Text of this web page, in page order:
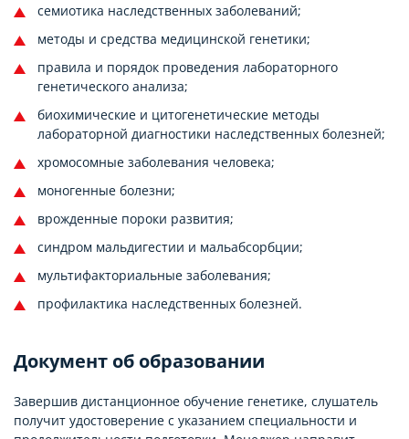
семиотика наследственных заболеваний;
методы и средства медицинской генетики;
правила и порядок проведения лабораторного
генетического анализа;
биохимические и цитогенетические методы
лабораторной диагностики наследственных болезней;
хромосомные заболевания человека;
моногенные болезни;
врожденные пороки развития;
синдром мальдигестии и мальабсорбции;
мультифакториальные заболевания;
профилактика наследственных болезней.
Документ об образовании
Завершив дистанционное обучение генетике, слушатель
получит удостоверение с указанием специальности и